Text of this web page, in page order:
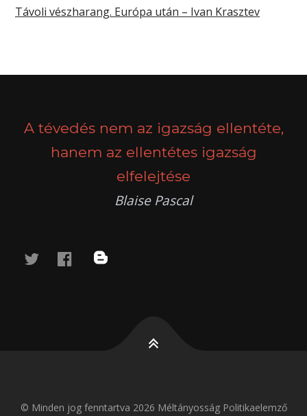
Távoli vészharang. Európa után – Ivan Krasztev
A tévedés nem az igazság ellentéte,
hanem az ellentétes igazság
elfelejtése
Blaise Pascal
twitterfacebook
blog
© Minden jog fenntartva 2026 Méltányosság Politikaelemző